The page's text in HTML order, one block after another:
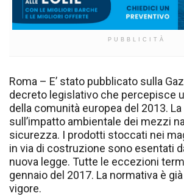
PUBBLICITÀ
Roma – E’ stato pubblicato sulla
decreto legislativo che percepisce
della comunità europea del 2013.
sull’impatto ambientale dei mezzi
sicurezza. I prodotti stoccati nei
in via di costruzione sono esentati
nuova legge. Tutte le eccezioni
gennaio del 2017. La normativa è
vigore.